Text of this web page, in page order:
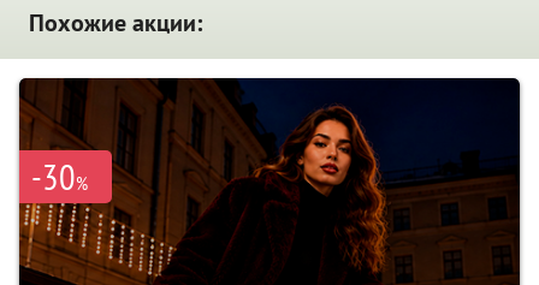
Похожие акции:
-30%